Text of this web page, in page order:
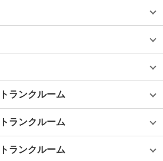
ランクルーム
ランクルーム
ランクルーム